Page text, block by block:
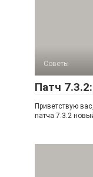
Советы
Патч
Приветствую
патча 7.3.2